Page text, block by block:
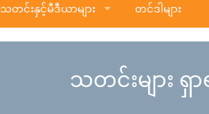
သတင်းနှင့်မီဒီယာများ တင်ဒါများ
သတင်းများ ရှာ